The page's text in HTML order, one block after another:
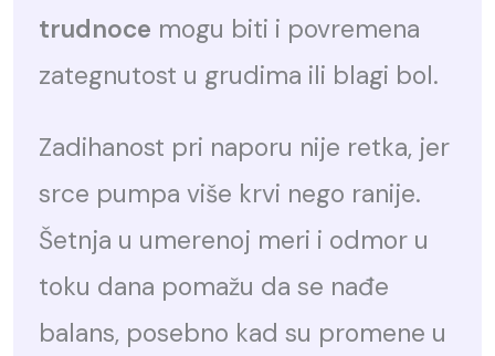
trudnoce mogu biti i povremena
zategnutost u grudima ili blagi bol.
Zadihanost pri naporu nije retka, jer
srce pumpa više krvi nego ranije.
Šetnja u umerenoj meri i odmor u
toku dana pomažu da se nađe
balans, posebno kad su promene u